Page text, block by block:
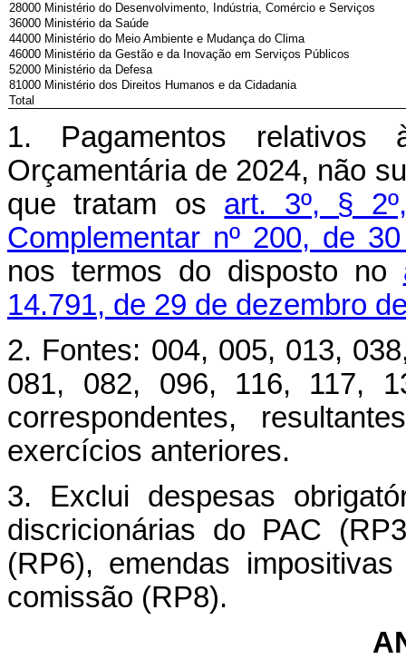
28000 Ministério do Desenvolvimento, Indústria, Comércio e Serviços
36000 Ministério da Saúde
44000 Ministério do Meio Ambiente e Mudança do Clima
46000 Ministério da Gestão e da Inovação em Serviços Públicos
52000 Ministério da Defesa
81000 Ministério dos Direitos Humanos e da Cidadania
Total
1. Pagamentos relativos
Orçamentária de 2024, não
que tratam os art. 3º, §
Complementar nº 200, de
nos termos do disposto no
14.791, de 29 de dezembro
2. Fontes: 004, 005, 013,
081, 082, 096, 116, 117,
correspondentes,
exercícios anteriores.
3. Exclui despesas
discricionárias do PAC
(RP6), emendas
comissão (RP8).